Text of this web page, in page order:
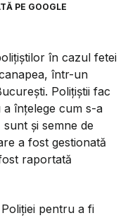
PE GOOGLE
în cazul fetei
într-un
Polițiștii fac
înțelege cum s-a
și semne de
a fost gestionată
raportată
pentru a fi